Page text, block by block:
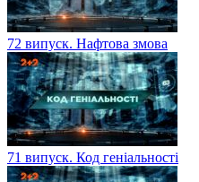
72 випуск. Нафтова змова
71 випуск. Код геніальності